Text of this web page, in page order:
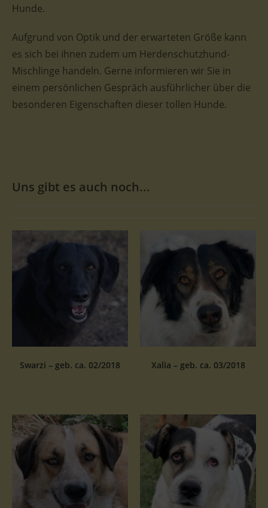
Hunde.
Aufgrund von Optik und der erwarteten Größe kann
es sich bei ihnen zudem um Herdenschutzhund-
Mischlinge handeln. Gerne informieren wir Sie in
einem persönlichen Gespräch ausführlicher über die
besonderen Eigenschaften dieser tollen Hunde.
Uns gibt es auch noch...
Swarzi – geb. ca. 02/2018 Xalia – geb. ca. 03/2018